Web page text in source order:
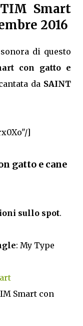
Smart
2016
di questo
con gatto e
da SAINT
]
gatto e cane
sullo spot.
: My Type
Smart con